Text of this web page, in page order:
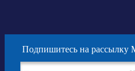
Подпишитесь на